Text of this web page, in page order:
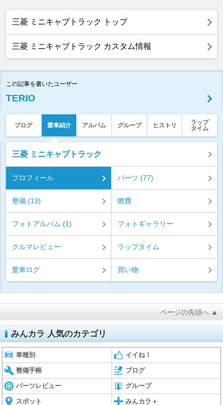
三菱 ミニキャブトラック トップ
三菱 ミニキャブトラック カスタム情報
この記事を書いたユーザー
TERIO
ブログ 愛車紹介 アルバム グループ ヒストリ
ラップ
タイム
三菱 ミニキャブトラック
プロフィール パーツ (77)
整備 (13) 燃費
フォトアルバム (1) フォトギャラリー
クルマレビュー ラップタイム
愛車ログ 買い物
ページの先頭へ ▲
みんカラ 人気のカテゴリ
車種別 イイね！
整備手帳 ブログ
パーツレビュー グループ
スポット みんカラ＋